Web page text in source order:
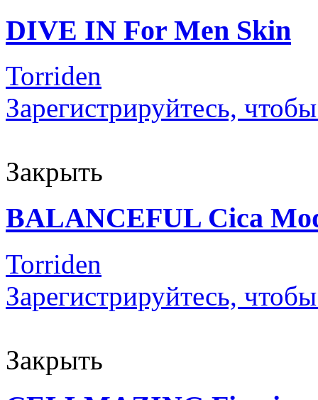
DIVE IN For Men Skin
Torriden
Зарегистрируйтесь,
Закрыть
BALANCEFUL Cica
Torriden
Зарегистрируйтесь,
Закрыть